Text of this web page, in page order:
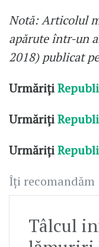
Notă: Articolul
apărute într-un
2018) publicat
Urmăriți
Urmăriți
Urmăriți
Îți recomandăm
Tâlcul